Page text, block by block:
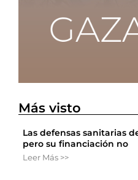
Más visto
Las defensas sanitarias
pero su financiación no
Leer Más >>